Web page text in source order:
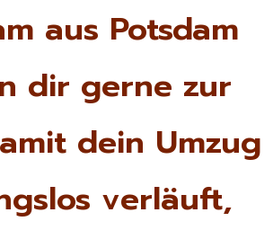
aus Potsdam
dir gerne zur
dein Umzug
verläuft,